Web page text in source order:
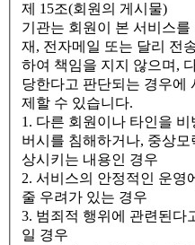
제 15조(회원의 게시물)
기관는 회원이 본 서비스를
재, 전자메일 또는 달리 전
하여 책임을 지지 않으며,
당한다고 판단되는 경우에
제할 수 있습니다.
1. 다른 회원이나 타인을 비
버시를 침해하거나, 중상
상시키는 내용인 경우
2. 서비스의 안정적인 운영
줄 우려가 있는 경우
3. 범죄적 행위에 관련된다
일 경우